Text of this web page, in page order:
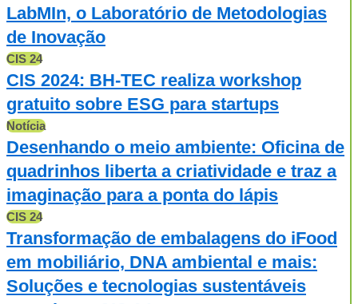
LabMIn, o Laboratório de Metodologias
de Inovação
CIS 24
CIS 2024: BH-TEC realiza workshop
gratuito sobre ESG para startups
Notícia
Desenhando o meio ambiente: Oficina de
quadrinhos liberta a criatividade e traz a
imaginação para a ponta do lápis
CIS 24
Transformação de embalagens do iFood
em mobiliário, DNA ambiental e mais:
Soluções e tecnologias sustentáveis